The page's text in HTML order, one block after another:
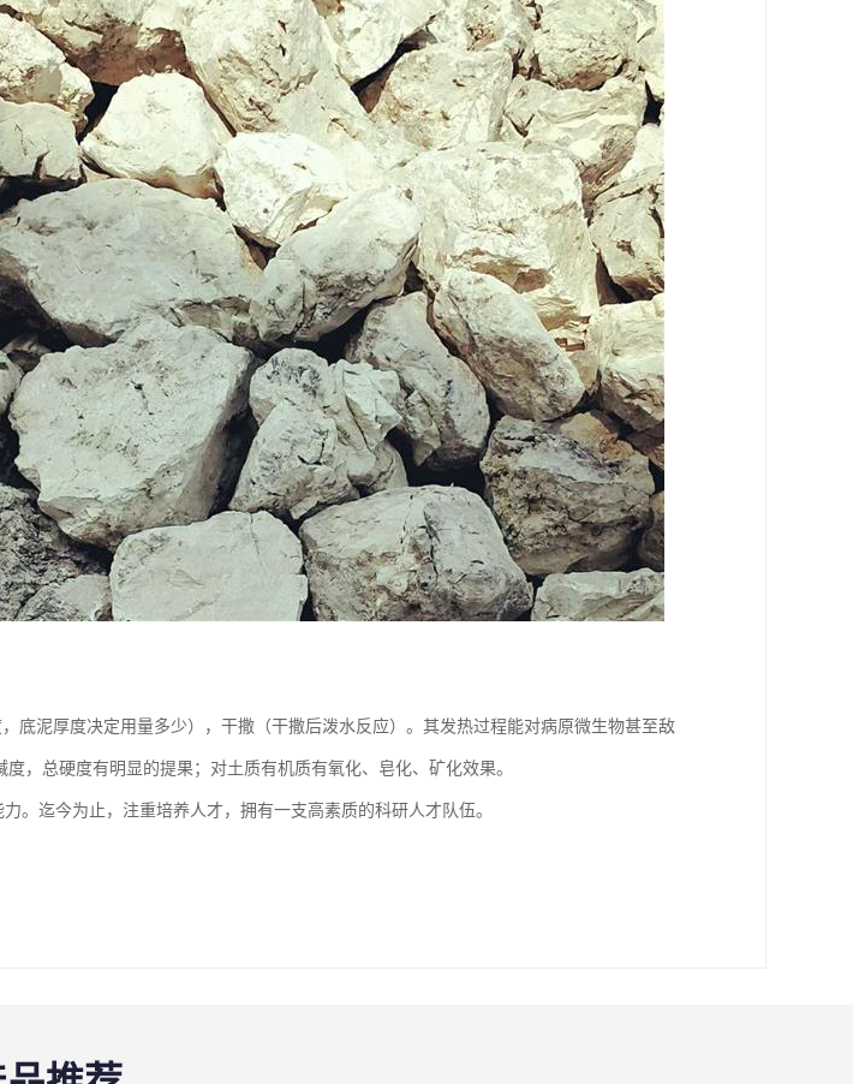
底泥厚度决定用量多少），干撒（干撒后泼水反应）。其发热过程能对病原微生物甚至敌
，总硬度有明显的提果；对土质有机质有氧化、皂化、矿化效果。
。迄今为止，注重培养人才，拥有一支高素质的科研人才队伍。